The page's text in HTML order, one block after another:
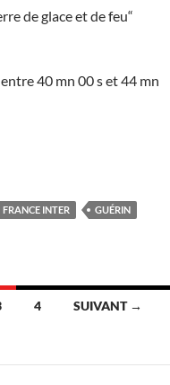
de glace et de feu“
40 mn 00 s et 44 mn
pour le Japon
FRANCE INTER
GUÉRIN
4 SUIVANT →